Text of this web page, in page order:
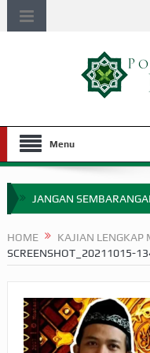
Menu
JANGAN
MIMPI YANG
SEBELUM TIBA SAAT
HAKIKAT NIKMAT DI
HOME
KAJIAN LENGKAP
SCREENSHOT_20211015-